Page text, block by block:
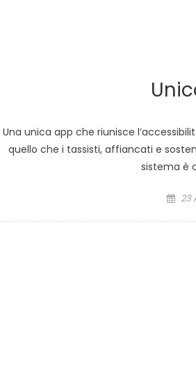
Una unica app che riunisce
quello che i tassisti, affiancati e
sistema è
23